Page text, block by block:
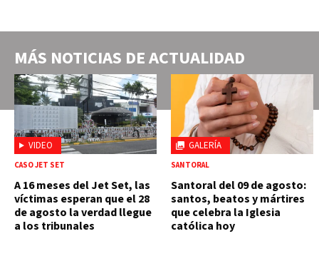
MÁS NOTICIAS DEACTUALIDAD
VIDEO
CASO JET SET
A 16 meses del Jet Set, las
víctimas esperan que el 28
de agosto la verdad llegue
a los tribunales
GALERÍA
SANTORAL
Santoral del 09 de agosto:
santos, beatos y mártires
que celebra la Iglesia
católica hoy